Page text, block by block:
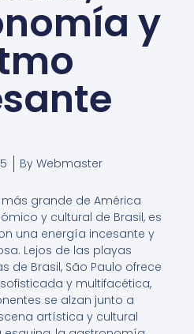
y
By Webmaster
grande de América
y cultural de Brasil, es
una energía incesante y
Lejos de las playas
de Brasil, São Paulo ofrece
y multifacética,
se alzan junto a
artística y cultural